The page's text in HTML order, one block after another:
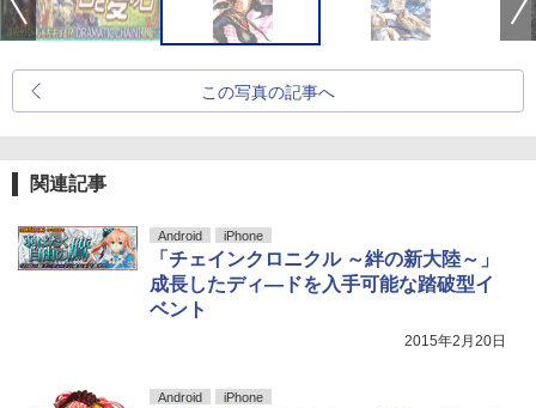
この写真の記事へ
関連記事
Android iPhone
「チェインクロニクル ～絆の新大陸～」
成長したディ―ドを入手可能な踏破型イ
ベント
2015年2月20日
Android iPhone